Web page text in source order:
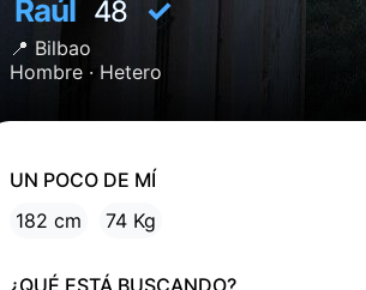
Raúl 48 ✓
📍 Bilbao
Hombre · Hetero
UN POCO DE MÍ
182 cm
74 Kg
¿QUÉ ESTÁ BUSCANDO?